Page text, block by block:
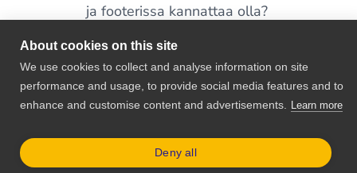
ja footerissa kannattaa olla?
Yleisimmät virheet nettisivuilla – tunnistatko näitä
omalta sivustoltasi?
kannattaa siitä tietää?
© 2026 Shellit.org
About cookies on this site
We use cookies to collect and analyse information on site
performance and usage, to provide social media features and to
enhance and customise content and advertisements.
Learn more
Deny all